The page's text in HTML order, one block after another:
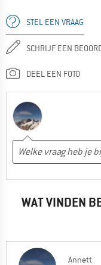
STEL EEN VRAAG
SCHRIJF EEN
DEEL EEN FOTO
WAT VINDEN
Annett